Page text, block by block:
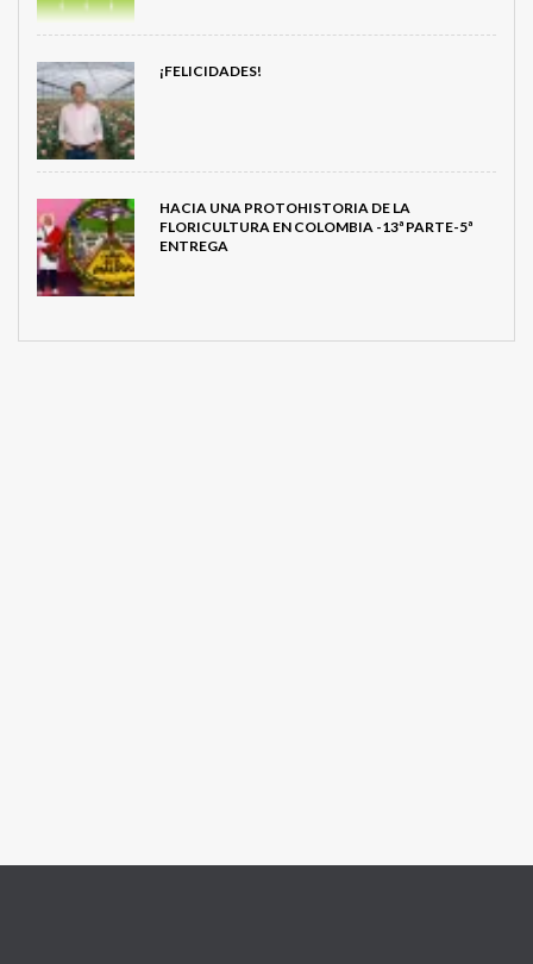
¡FELICIDADES!
HACIA UNA PROTOHISTORIA DE LA
FLORICULTURA EN COLOMBIA -13ª PARTE-5ª
ENTREGA